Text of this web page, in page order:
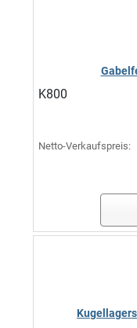
K800
Netto-Verkaufspreis: